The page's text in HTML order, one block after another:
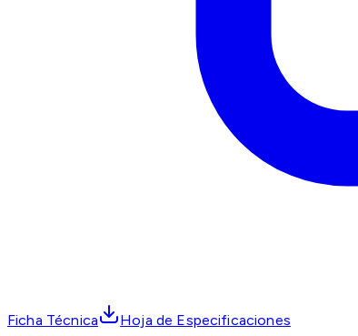
Ficha Técnica Hoja de Especificaciones